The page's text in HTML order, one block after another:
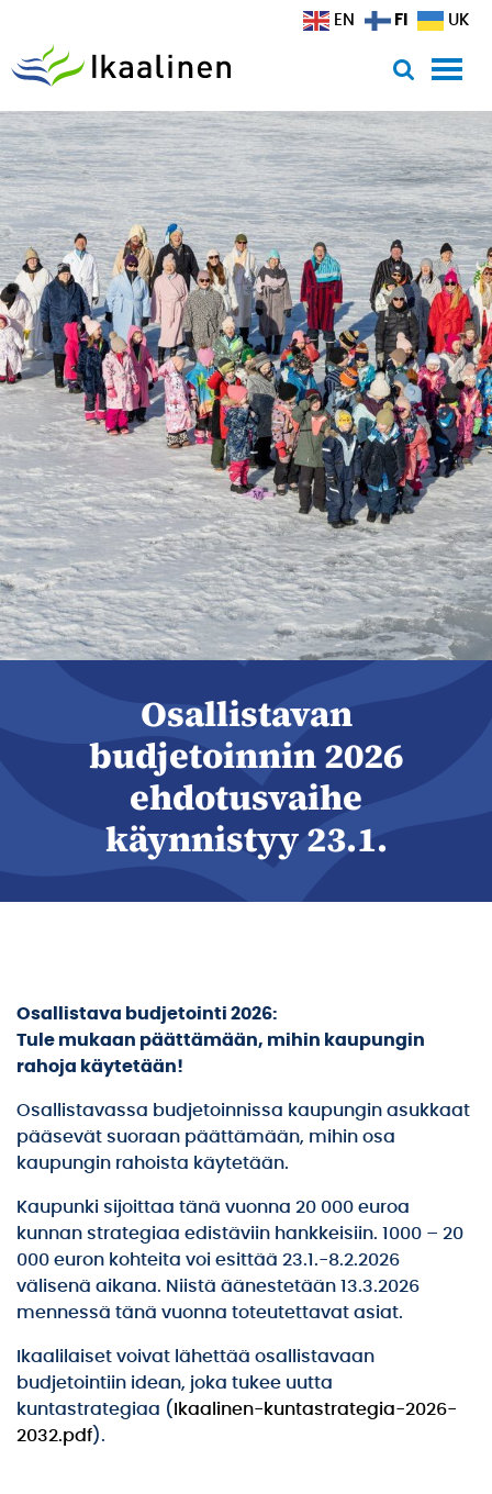
Osallistavan
budjetoinnin 2026
ehdotusvaihe
käynnistyy 23.1.
Osallistava budjetointi 2026:
Tule mukaan päättämään, mihin kaupungin
rahoja käytetään!
Osallistavassa budjetoinnissa kaupungin asukkaat
pääsevät suoraan päättämään, mihin osa
kaupungin rahoista käytetään.
Kaupunki sijoittaa tänä vuonna 20 000 euroa
kunnan strategiaa edistäviin hankkeisiin. 1000 – 20
000 euron kohteita voi esittää 23.1.-8.2.2026
välisenä aikana. Niistä äänestetään 13.3.2026
mennessä tänä vuonna toteutettavat asiat.
Ikaalilaiset voivat lähettää osallistavaan
budjetointiin idean, joka tukee uutta
kuntastrategiaa (
Ikaalinen-kuntastrategia-2026-
2032.pdf).
EN FI UK